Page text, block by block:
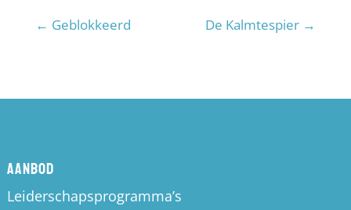
← Geblokkeerd De Kalmtespier →
Aanbod
Leiderschapsprogramma’s